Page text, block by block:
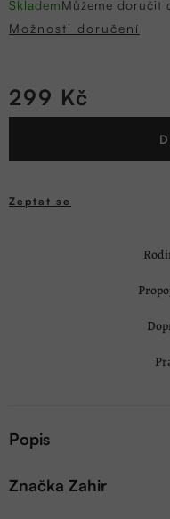
SklademMůžeme doručit
Možnosti doručení
299 Kč
Měrná
Zeptat se
Popis
Značka Zahir